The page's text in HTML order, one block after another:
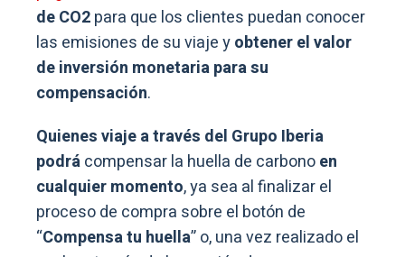
de CO2para que los clientes puedan conocer
las emisiones de su viaje yobtener el valor
de inversión monetaria para su
compensación.
Quienes viaje a través del Grupo Iberia
podrácompensar la huella de carbonoen
cualquier momento, ya sea al finalizar el
proceso de compra sobre el botón de
“Compensa tu huella” o, una vez realizado el